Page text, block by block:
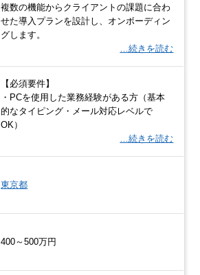
複数の機能からクライアントの課題に合わ
せた導入プランを設計し、オンボーディン
グします。
…続きを読む
【必須要件】
・PCを使用した業務経験がある方（基本
的なタイピング・メール対応レベルで
OK）
…続きを読む
東京都
400～500万円